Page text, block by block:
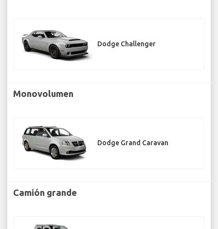
Dodge Challenger
Monovolumen
Dodge Grand Caravan
Camión grande